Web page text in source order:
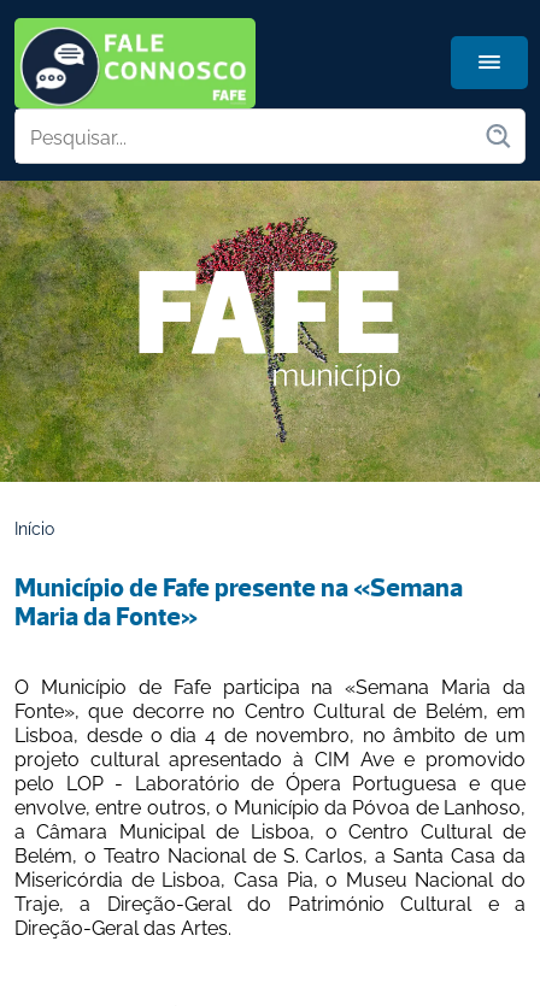
Início
Município de Fafe presente na «Semana
Maria da Fonte»
O Município de Fafe participa na «Semana Maria da
Fonte», que decorre no Centro Cultural de Belém, em
Lisboa, desde o dia 4 de novembro, no âmbito de um
projeto cultural apresentado à CIM Ave e promovido
pelo LOP - Laboratório de Ópera Portuguesa e que
envolve, entre outros, o Município da Póvoa de Lanhoso,
a Câmara Municipal de Lisboa, o Centro Cultural de
Belém, o Teatro Nacional de S. Carlos, a Santa Casa da
Misericórdia de Lisboa, Casa Pia, o Museu Nacional do
Traje, a Direção-Geral do Património Cultural e a
Direção-Geral das Artes.